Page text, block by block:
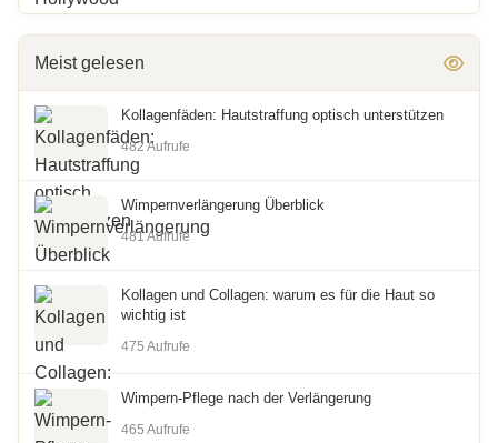
Meist gelesen
Kollagenfäden: Hautstraffung optisch unterstützen
482 Aufrufe
Wimpernverlängerung Überblick
481 Aufrufe
Kollagen und Collagen: warum es für die Haut so
wichtig ist
475 Aufrufe
Wimpern-Pflege nach der Verlängerung
465 Aufrufe